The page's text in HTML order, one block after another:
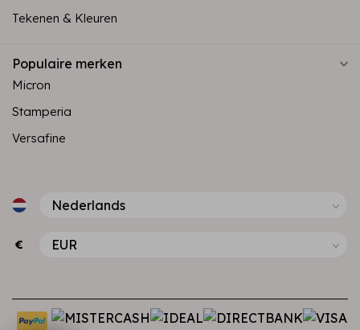
Tekenen & Kleuren
Populaire merken
Micron
Stamperia
Versafine
€